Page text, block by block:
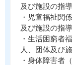
及び施設の指
・児童福祉関
及び施設の指
・生活困窮者
人、団体及び
・身体障害者